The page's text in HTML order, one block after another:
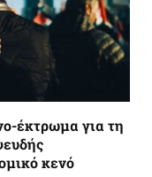
έκτρωμα για τη
κενό